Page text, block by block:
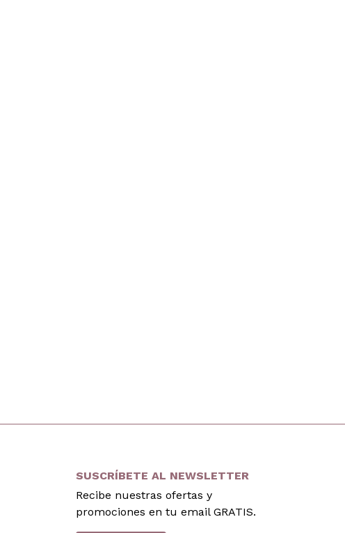
SUSCRÍBETE AL NEWSLETTER
Recibe nuestras ofertas y
promociones en tu email GRATIS.